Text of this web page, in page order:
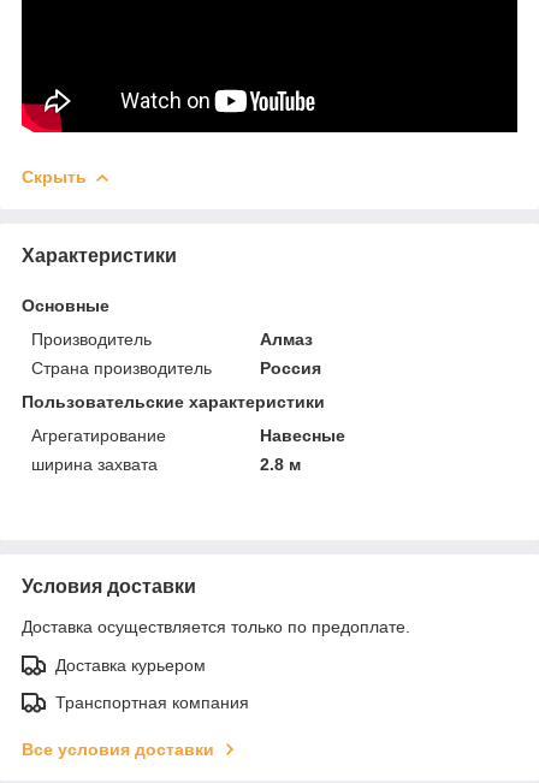
Скрыть
Характеристики
Основные
Производитель
Алмаз
Страна производитель
Россия
Пользовательские характеристики
Агрегатирование
Навесные
ширина захвата
2.8 м
Условия доставки
Доставка осуществляется только по предоплате.
Доставка курьером
Транспортная компания
Все условия доставки